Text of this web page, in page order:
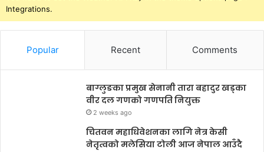
Integrations.
Popular Recent Comments
बाग्लुङका प्रमुख सेनानी तारा बहादुर खड्का
वीर दल गणको गणपति नियुक्त
2 weeks ago
चितवन महाधिवेशनका लागि नेत्र केसी
नेतृत्वको मलेसिया टोली आज नेपाल आउँदै